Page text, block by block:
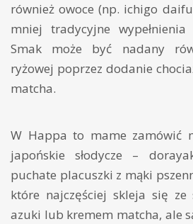
również owoce (np. ichigo
mniej tradycyjne
Smak może być nadany
ryżowej poprzez dodanie
matcha.
W Happa to mame zamówić
japońskie słodycze –
puchate placuszki z mąki
które najczęściej skleja się
azuki lub kremem matcha, ale